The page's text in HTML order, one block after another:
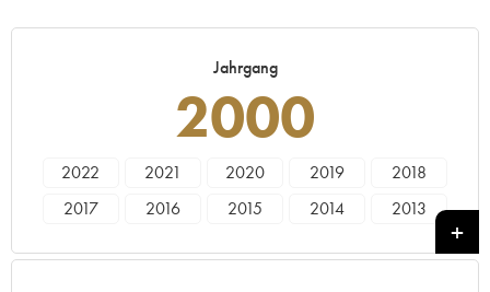
Jahrgang
2000
2022 2021 2020 2019
2018
2017
2016 2015 2014
2013